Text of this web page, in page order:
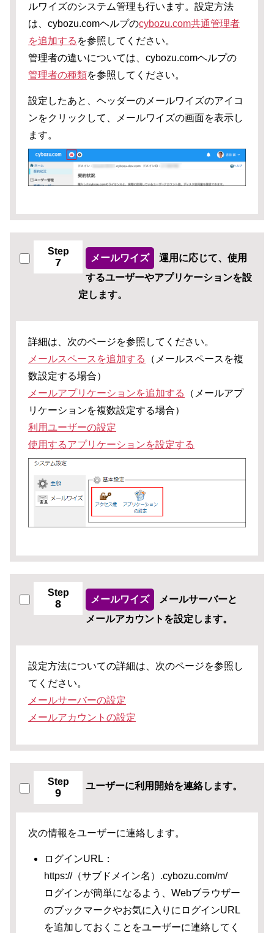
ルワイズのシステム管理も行います。設定方法
は、cybozu.comヘルプのcybozu.com共通管理者
を追加する を参照してください。
管理者の違いについては、cybozu.comヘルプの
管理者の種類を参照してください。
設定したあと、ヘッダーのメールワイズのアイコ
ンをクリックして、メールワイズの画面を表示し
ます。
Step
7 メールワイズ
運用に応じて、使用
するユーザーやアプリケーションを設
定します。
詳細は、次のページを参照してください。
メールスペースを追加する
（メールスペースを複
数設定する場合）
メールアプリケーションを追加する
（メールアプ
リケーションを複数設定する場合）
利用ユーザーの設定
使用するアプリケーションを設定する
Step
8 メールワイズ
メールサーバーと
メールアカウントを設定します。
設定方法についての詳細は、次のページを参照し
てください。
メールサーバーの設定
メールアカウントの設定
Step
9
ユーザーに利用開始を連絡します。
次の情報をユーザーに連絡します。
ログインURL：
https://（サブドメイン名）.cybozu.com/m/
ログインが簡単になるよう、Webブラウザー
のブックマークやお気に入りにログインURL
を追加しておくことをユーザーに連絡してく